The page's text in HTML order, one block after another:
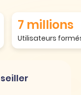
7 millions
Utilisateurs